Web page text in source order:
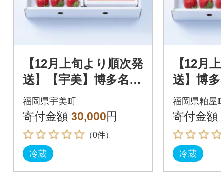
【12月上旬より順次発
送】【宇美】博多名物
「あまおう」&ふくや
「味の明太子」(ギフ
ト箱)
福岡県宇美町
寄付金額 30,000円
（0件）
冷蔵
【12月
送】博
う」&ふ
太子」
町)
福岡県粕屋
寄付金額
冷蔵